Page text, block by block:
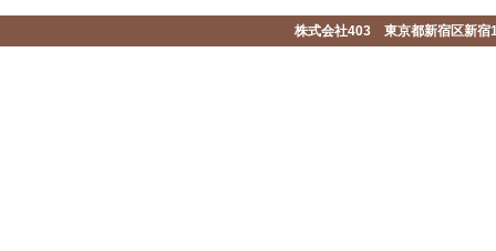
株式会社403 東京都新宿区新